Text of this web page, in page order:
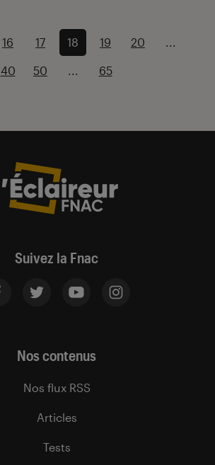
16 17 18 19 20 ...
40 50 ... 65
Suivez la Fnac
Nos contenus
Nos flux RSS
Articles
Tests